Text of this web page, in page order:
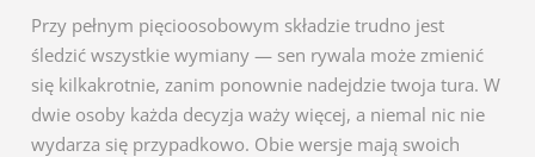
Przy pełnym pięcioosobowym składzie trudno jest
śledzić wszystkie wymiany — sen rywala może zmienić
się kilkakrotnie, zanim ponownie nadejdzie twoja tura. W
dwie osoby każda decyzja waży więcej, a niemal nic nie
wydarza się przypadkowo. Obie wersje mają swoich